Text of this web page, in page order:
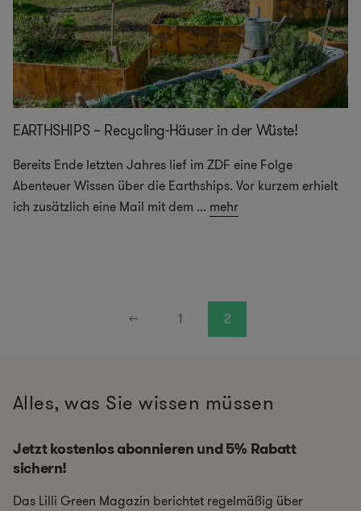
EARTHSHIPS – Recycling-Häuser in der Wüste!
Bereits Ende letzten Jahres lief im ZDF eine Folge
Abenteuer Wissen über die Earthships. Vor kurzem erhielt
ich zusätzlich eine Mail mit dem ... mehr
← 1 2
Alles, was Sie wissen müssen
Jetzt kostenlos abonnieren und 5% Rabatt
sichern!
Das Lilli Green Magazin berichtet regelmäßig über